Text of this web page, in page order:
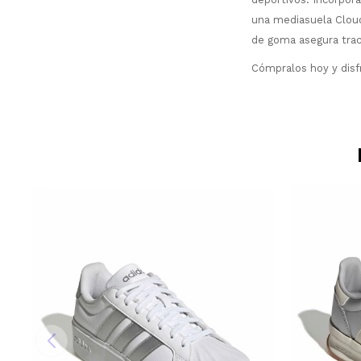
una mediasuela
de goma asegura
Cómpralos hoy y